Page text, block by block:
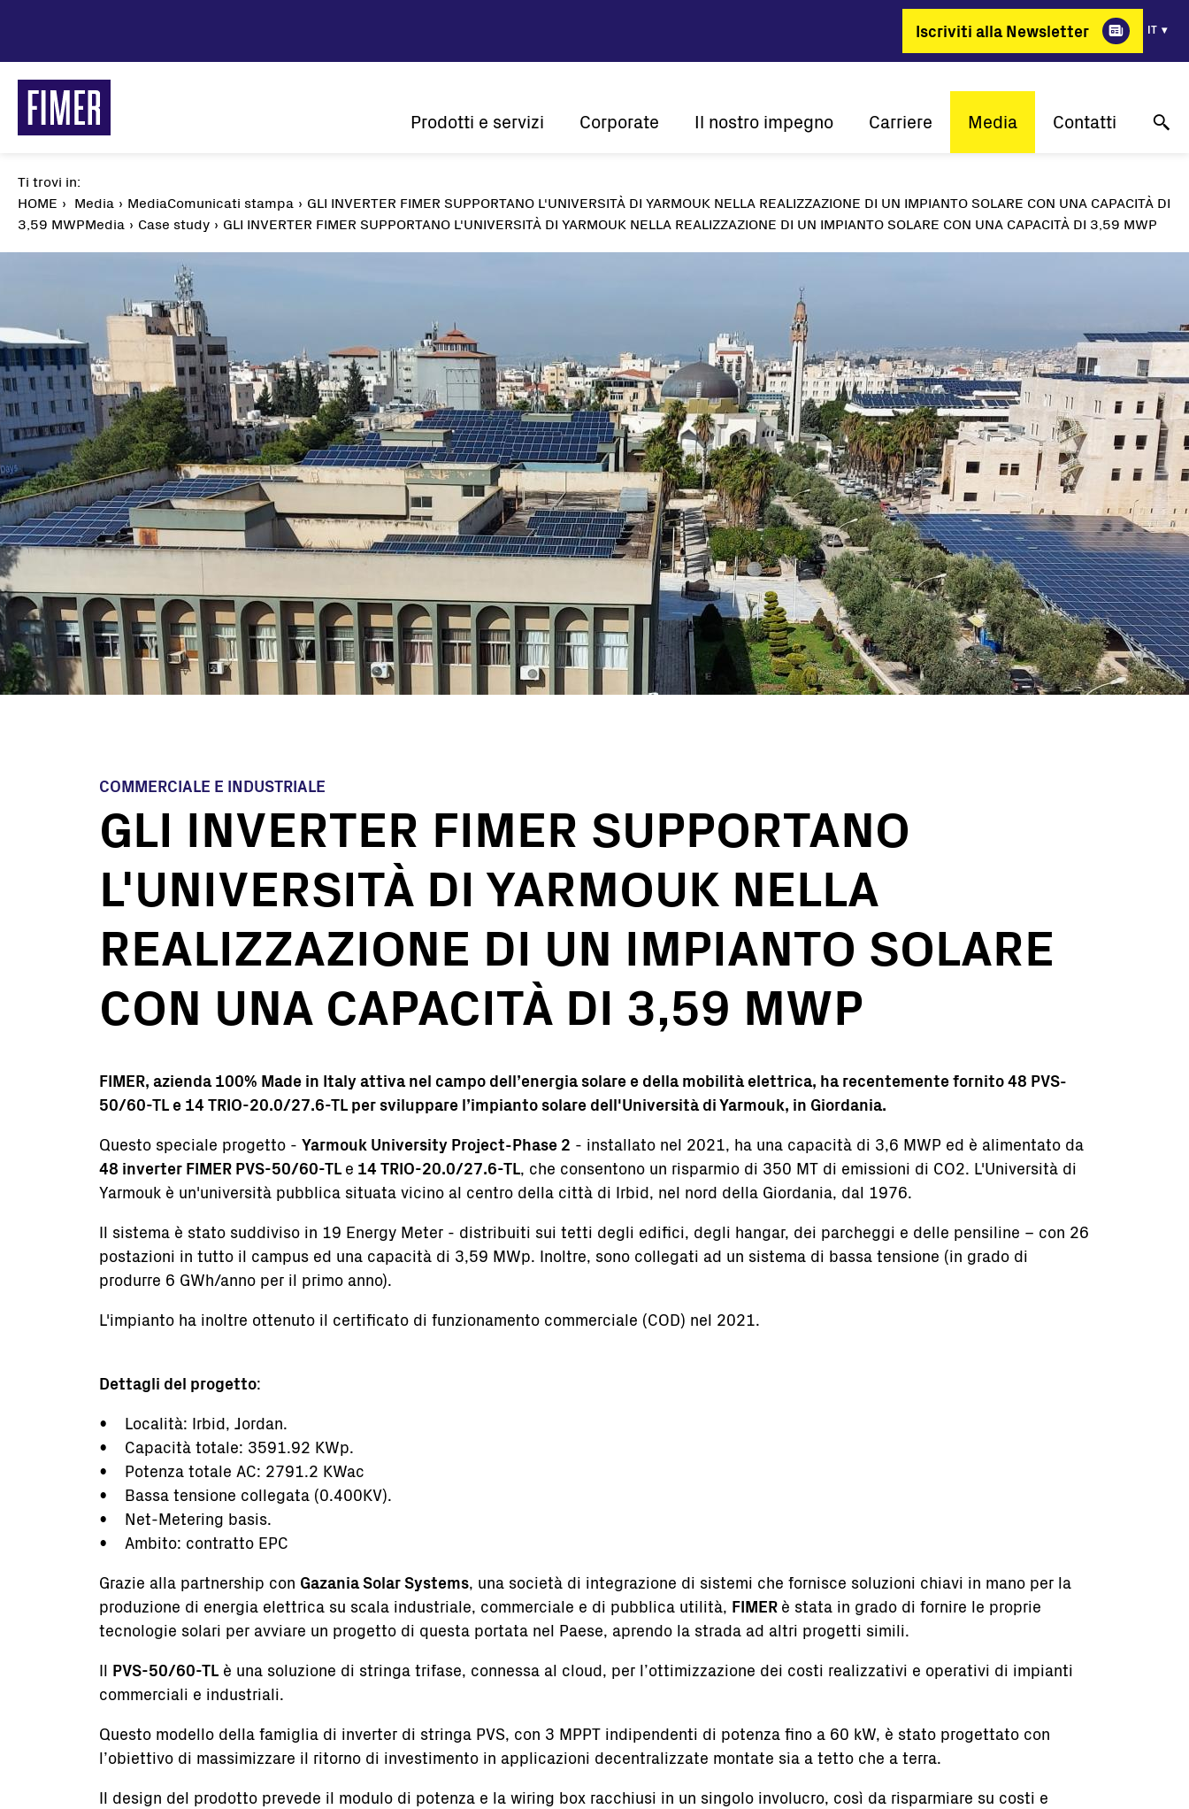
contenuto
principale
Iscriviti alla Newsletter IT
Main
Prodotti e servizi
Soluzioni
Residenziale
Commerciale & Industriale
Utility Scale
Microgrid
BESS
Inverter di stringa
Inverter centralizzati
Soluzioni chiavi in mano
Monitoraggio e controllo
Software
Service
Fuori produzione
Soluzioni Microgrid
Soluzioni BESS
Corporate
Vision e mission
Storia
Il nostro impegno
Innovazione
Centralità del cliente
Carriere
Energia per cambiare
Posizioni aperte
Media
Comunicati stampa
Eventi
Contatti
Contattaci
Dove acquistare
Ti trovi in:
Briciole
di
HOME Media MediaComunicati stampa
GLI INVERTER FIMER SUPPORTANO L'UNIVERSITÀ DI YARMOUK NELLA REALIZZAZIONE DI UN IMPIANTO SOLARE CON UNA CAPACITÀ DI
3,59 MWPMedia Case study GLI INVERTER FIMER SUPPORTANO L'UNIVERSITÀ DI YARMOUK NELLA REALIZZAZIONE DI UN IMPIANTO SOLARE CON UNA CAPACITÀ DI 3,59 MWP
COMMERCIALE E INDUSTRIALE
GLI INVERTER FIMER SUPPORTANO
L'UNIVERSITÀ DI YARMOUK NELLA
REALIZZAZIONE DI UN IMPIANTO SOLARE
CON UNA CAPACITÀ DI 3,59 MWP
FIMER, azienda 100% Made in Italy attiva nel campo dell’energia solare e della mobilità elettrica, ha recentemente fornito 48 PVS-
50/60-TL e 14 TRIO-20.0/27.6-TL per sviluppare l’impianto solare dell'Università di Yarmouk, in Giordania.
Questo speciale progetto - Yarmouk University Project-Phase 2 - installato nel 2021, ha una capacità di 3,6 MWP ed è alimentato da
48 inverter FIMER PVS-50/60-TL e 14 TRIO-20.0/27.6-TL, che consentono un risparmio di 350 MT di emissioni di CO2. L'Università di
Yarmouk è un'università pubblica situata vicino al centro della città di Irbid, nel nord della Giordania, dal 1976.
Il sistema è stato suddiviso in 19 Energy Meter - distribuiti sui tetti degli edifici, degli hangar, dei parcheggi e delle pensiline – con 26
postazioni in tutto il campus ed una capacità di 3,59 MWp. Inoltre, sono collegati ad un sistema di bassa tensione (in grado di
produrre 6 GWh/anno per il primo anno).
L'impianto ha inoltre ottenuto il certificato di funzionamento commerciale (COD) nel 2021.
Dettagli del progetto:
• Località: Irbid, Jordan.
• Capacità totale: 3591.92 KWp.
• Potenza totale AC: 2791.2 KWac
• Bassa tensione collegata (0.400KV).
• Net-Metering basis.
• Ambito: contratto EPC
Grazie alla partnership con Gazania Solar Systems, una società di integrazione di sistemi che fornisce soluzioni chiavi in mano per la
produzione di energia elettrica su scala industriale, commerciale e di pubblica utilità, FIMER è stata in grado di fornire le proprie
tecnologie solari per avviare un progetto di questa portata nel Paese, aprendo la strada ad altri progetti simili.
Il PVS-50/60-TL è una soluzione di stringa trifase, connessa al cloud, per l’ottimizzazione dei costi realizzativi e operativi di impianti
commerciali e industriali.
Questo modello della famiglia di inverter di stringa PVS, con 3 MPPT indipendenti di potenza fino a 60 kW, è stato progettato con
l’obiettivo di massimizzare il ritorno di investimento in applicazioni decentralizzate montate sia a tetto che a terra.
Il design del prodotto prevede il modulo di potenza e la wiring box racchiusi in un singolo involucro, così da risparmiare su costi e